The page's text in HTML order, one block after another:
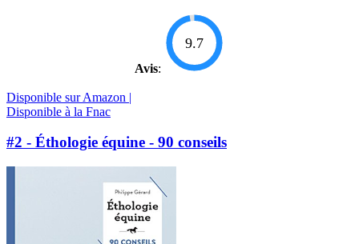
Avis:
9.7
Disponible sur Amazon |
Disponible à la Fnac
#2 - Éthologie équine - 90 conseils